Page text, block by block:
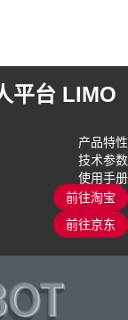
平台 LIMO
产品特性
技术参数
使用手册
前往淘宝
前往京东